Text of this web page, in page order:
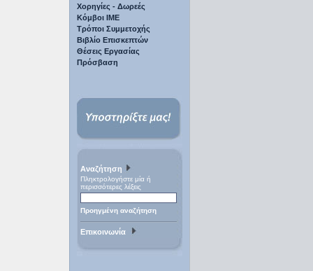
Χορηγίες - Δωρεές
Κόμβοι ΙΜΕ
Τρόποι Συμμετοχής
Βιβλίο Επισκεπτών
Θέσεις Εργασίας
Πρόσβαση
Αναζήτηση
Πληκτρολογήστε μία ή
περισσότερες λέξεις
Προηγμένη αναζήτηση
Επικοινωνία